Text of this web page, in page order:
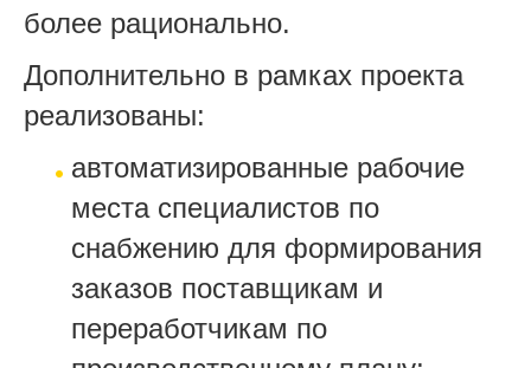
более рационально.
Дополнительно в рамках проекта
реализованы:
автоматизированные рабочие
места специалистов по
снабжению для формирования
заказов поставщикам и
переработчикам по